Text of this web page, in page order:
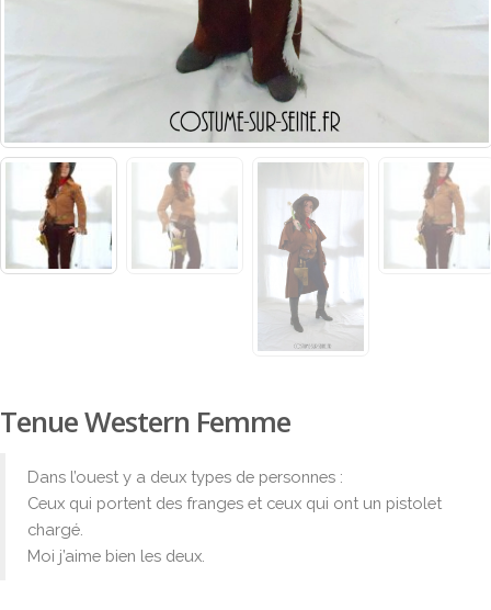
Tenue Western Femme
Dans l’ouest y a deux types de personnes :
Ceux qui portent des franges et ceux qui ont un pistolet
chargé.
Moi j’aime bien les deux.